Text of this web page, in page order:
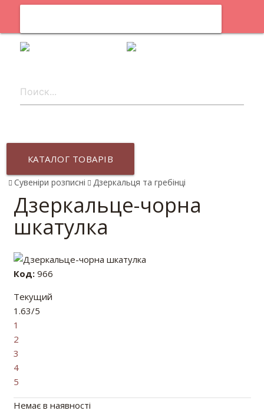
КАТАЛОГ ТОВАРІВ
Сувеніри розписні Дзеркальця та гребінці
Дзеркальце-чорна
шкатулка
Код:966
Текущий
1.63/5
1
2
3
4
5
Немає в наявності